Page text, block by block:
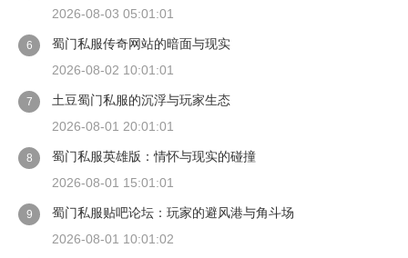
2026-08-03 05:01:01
6
蜀门私服传奇网站的暗面与现实
2026-08-02 10:01:01
7
土豆蜀门私服的沉浮与玩家生态
2026-08-01 20:01:01
8
蜀门私服英雄版：情怀与现实的碰撞
2026-08-01 15:01:01
9
蜀门私服贴吧论坛：玩家的避风港与角斗场
2026-08-01 10:01:02